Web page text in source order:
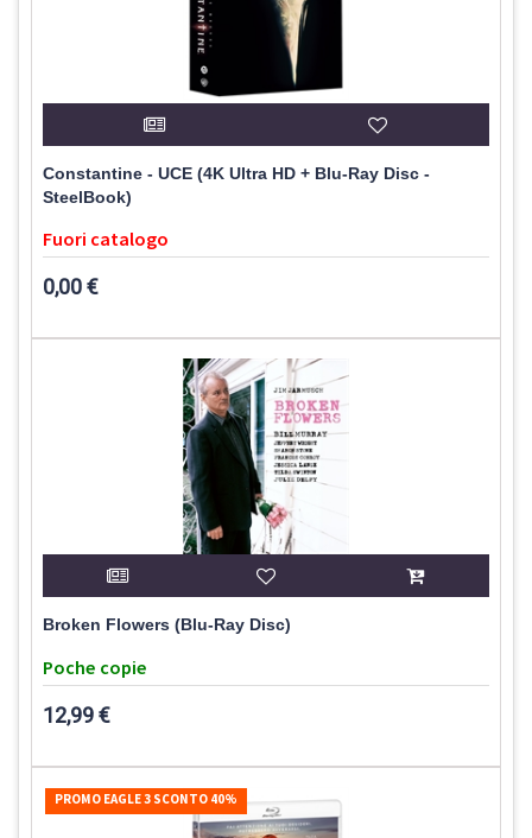
Constantine - UCE (4K Ultra HD + Blu-Ray Disc -
SteelBook)
Fuori catalogo
0,00 €
Broken Flowers (Blu-Ray Disc)
Poche copie
12,99 €
PROMO EAGLE 3 SCONTO 40%